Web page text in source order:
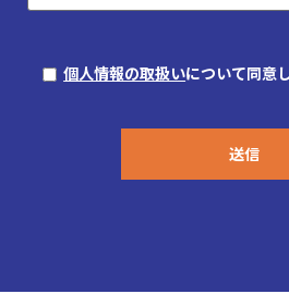
個人情報の取扱いについて同意